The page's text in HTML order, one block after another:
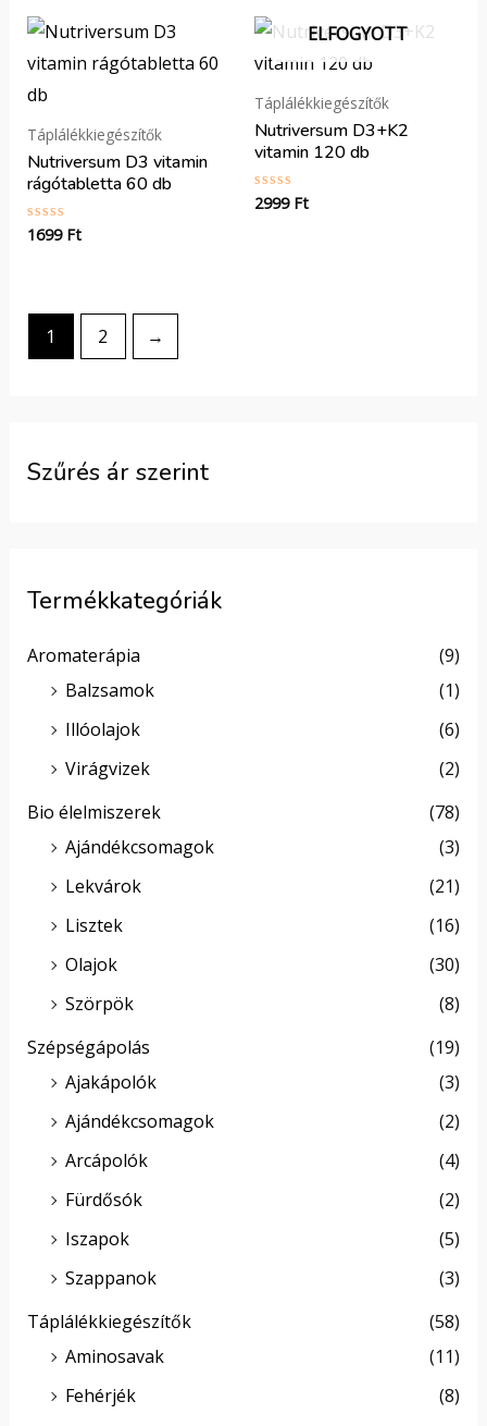
Szűrés ár szerint
Termékkategóriák
Aromaterápia
(9)
Balzsamok
(1)
Illóolajok
(6)
Virágvizek
(2)
Bio élelmiszerek
(78)
Ajándékcsomagok
(3)
Lekvárok
(21)
Lisztek
(16)
Olajok
(30)
Szörpök
(8)
Szépségápolás
(19)
Ajakápolók
(3)
Ajándékcsomagok
(2)
Arcápolók
(4)
Fürdősók
(2)
Iszapok
(5)
Szappanok
(3)
Táplálékkiegészítők
(58)
Aminosavak
(11)
Fehérjék
(8)
Táplálékkiegészítők
Nutriversum D3 vitamin
rágótabletta 60 db
Értékelés:
1699 Ft
ELFOGYOTT
Táplálékkiegészítők
Nutriversum D3+K2
vitamin 120 db
Értékelés:
2999 Ft
1 2 →